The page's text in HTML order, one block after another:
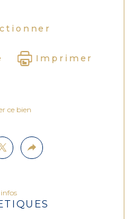
Imprimer
ce bien
infos